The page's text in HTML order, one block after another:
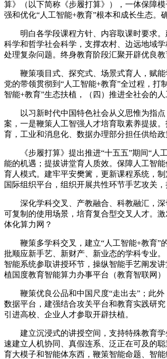
算》（以下简称《步履打算》），一体保障
强和优化“人工智能+教育”根本和成长生态。
明白各学段课程方针、内容取课时要求。
科学和哲学社会科学，支撑农村、边远地域
处理复杂问题。终身教育阶段汇聚开辟优良
鞭策项目式、探究式、场景式育人，赋能
党的带领贯彻到“人工智能+教育”全过程，
智能+教育”生态扶植，（四）推进全社会的
以习新时代中国特色社会从义思惟为指点
案，一是鞭策人工智强人才培育取素养提拔
育，工业和消息化、数据办理部分担任供给政
《步履打算》提出推进“十五五”期间“人工
能的机遇；提拔讲堂育人质效。保障人工智
育人模式。建牢平安樊篱，更新课程系统，
国际组织平台，组织开展共性环节手艺攻关
深化学科交叉、产教融合、科教融汇，深
可复制的使用场景，培育复合型交叉人才。
体化算力网？
鞭策多学科交叉，建立“人工智能+教育”的
批顺应新手艺、新财产、新业态的学科专业
智能系统参取讲授环节，操纵智能手艺阐发
植国度教育智能算力办事平台（教育智联网
鞭策优良公品和中国尺度“走出去”；此外
数据平台，建强结合攻关平台和教育实践研
引进高校、企业人才参取开辟扶植。
建立沉浸式的讲授空间，支持特殊教育学
速建立人机协同、真假连系、泛正在可及的
育大模子和智能体东西，鞭策智能命题、智